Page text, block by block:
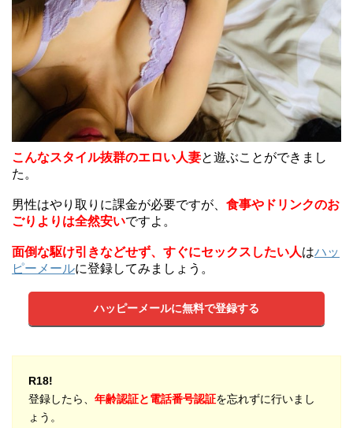
こんなスタイル抜群のエロい人妻と遊ぶことができまし
た。
男性はやり取りに課金が必要ですが、 食事やドリンクのお
ごりよりは全然安いですよ。
面倒な駆け引きなどせず、すぐにセックスしたい人はハッ
ピーメールに登録してみましょう。
ハッピーメールに無料で登録する
R18!
登録したら、 年齢認証と電話番号認証を忘れずに行いまし
ょう。